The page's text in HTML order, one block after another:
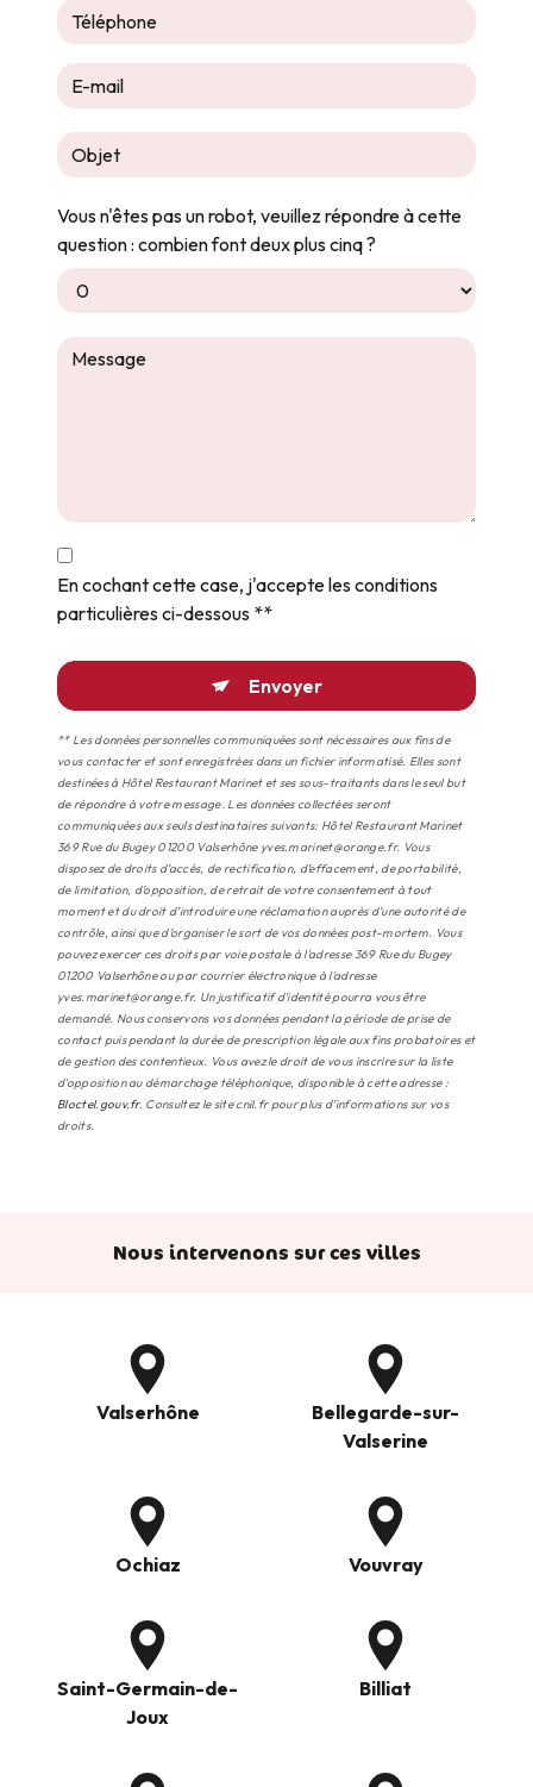
Vous n'êtes pas un robot, veuillez répondre à cette
question : combien font deux plus cinq ?
En cochant cette case, j'accepte les conditions
particulières ci-dessous **
Envoyer
** Les données personnelles communiquées sont nécessaires aux fins de
vous contacter et sont enregistrées dans un fichier informatisé. Elles sont
destinées à Hôtel Restaurant Marinet et ses sous-traitants dans le seul but
de répondre à votre message. Les données collectées seront
communiquées aux seuls destinataires suivants: Hôtel Restaurant Marinet
369 Rue du Bugey 01200 Valserhône yves.marinet@orange.fr. Vous
disposez de droits d’accès, de rectification, d’effacement, de portabilité,
de limitation, d’opposition, de retrait de votre consentement à tout
moment et du droit d’introduire une réclamation auprès d’une autorité de
contrôle, ainsi que d’organiser le sort de vos données post-mortem. Vous
pouvez exercer ces droits par voie postale à l'adresse 369 Rue du Bugey
01200 Valserhône ou par courrier électronique à l'adresse
yves.marinet@orange.fr. Un justificatif d'identité pourra vous être
demandé. Nous conservons vos données pendant la période de prise de
contact puis pendant la durée de prescription légale aux fins probatoires et
de gestion des contentieux. Vous avez le droit de vous inscrire sur la liste
d'opposition au démarchage téléphonique, disponible à cette adresse :
Bloctel.gouv.fr. Consultez le site cnil.fr pour plus d’informations sur vos
droits.
Nous intervenons sur ces villes
Valserhône
Bellegarde-sur-
Valserine
Ochiaz Vouvray
Saint-Germain-de-
Joux
Billiat